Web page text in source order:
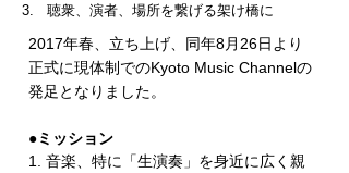
3. 聴衆、演者、場所を繋げる架け橋に
2017年春、立ち上げ、同年8月26日より
正式に現体制でのKyoto Music Channelの
発足となりました。
●ミッション
1. 音楽、特に「生演奏」を身近に広く親